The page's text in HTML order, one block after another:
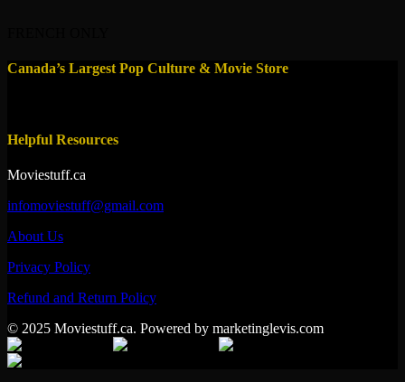
Canada’s Largest Pop Culture & Movie Store
Helpful Resources
Moviestuff.ca
infomoviestuff@gmail.com
About Us
Privacy Policy
Refund and Return Policy
© 2025 Moviestuff.ca. Powered by marketinglevis.com